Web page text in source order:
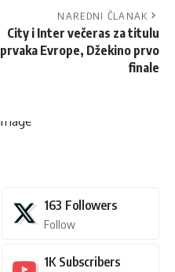
NAREDNI ČLANAK
City i Inter večeras za titulu
prvaka Evrope, Džekino prvo
finale
163 Followers
Follow
1K Subscribers